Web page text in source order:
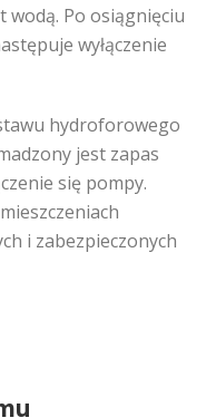
wodą. Po osiągnięciu
wyłączenie
hydroforowego
jest zapas
się pompy.
i zabezpieczonych